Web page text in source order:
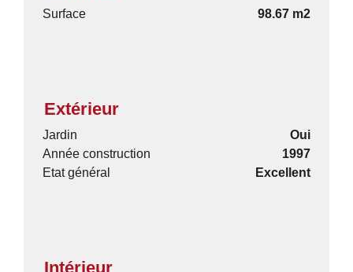
Surface 98.67 m2
Extérieur
Jardin
Oui
Année construction
1997
Etat général
Excellent
Intérieur